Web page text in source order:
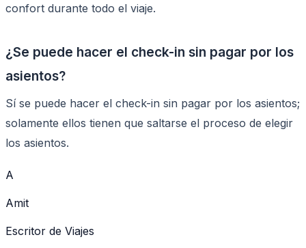
confort durante todo el viaje.
¿Se puede hacer el check-in sin pagar por los
asientos?
Sí se puede hacer el check-in sin pagar por los asientos;
solamente ellos tienen que saltarse el proceso de elegir
los asientos.
A
Amit
Escritor de Viajes